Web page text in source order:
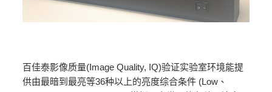
百佳泰影像质量(Image Quality, IQ)验证实验室环境能提
供由最暗到最亮等36种以上的亮度综合条件 (Low、